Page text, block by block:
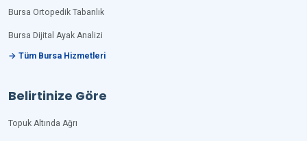
Bursa Ortopedik Tabanlık
Bursa Dijital Ayak Analizi
→ Tüm Bursa Hizmetleri
Belirtinize Göre
Topuk Altında Ağrı